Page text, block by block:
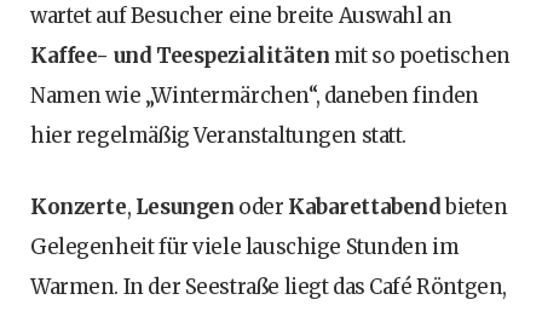
wartet auf Besucher eine breite Auswahl an
Kaffee- und Teespezialitäten mit so poetischen
Namen wie „Wintermärchen“, daneben finden
hier regelmäßig Veranstaltungen statt.
Konzerte, Lesungen oder Kabarettabendbieten
Gelegenheit für viele lauschige Stunden im
Warmen. In der Seestraße liegt das Café Röntgen,